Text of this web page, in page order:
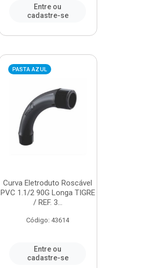
Entre ou
cadastre-se
PASTA AZUL
Curva Eletroduto Roscável
PVC 1.1/2 90G Longa TIGRE
/ REF. 3...
Código: 43614
Entre ou
cadastre-se